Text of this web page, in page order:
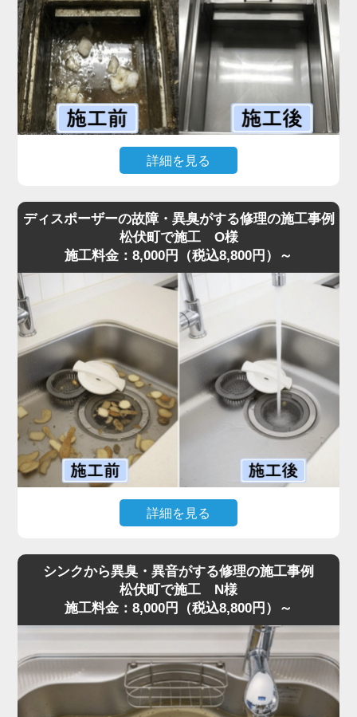
丁寧に除去しました。
その後、流路を確保するため専用薬剤で内部を洗浄しまし
た。作業は30分ほどで完了し、排水もスムーズに回復する
ことができました。
「最短即日で来てもらえて助かった」と喜んでいただけま
した。
なく安心してご依頼いただけます。
詳細を見る
水が逆流して厨房が使えない」と最短即日での緊急依頼が
確認すると、第1槽のバスケットには生ゴミが溢れ、第2槽
には油脂が層状に固着。さらに、気化した油が排水管上部
に膜を作り、流れを完全に塞いでいる状態でした。
また、異物が第3槽まで通過しており、油分と絡み合って
大きな固まりを作っていたことも詰まりの原因です。
これまでの施工経験から通常清掃では不十分と判断し、業
務用高圧洗浄機で排水管からグリストラップ内部まで徹底
洗浄。油脂と蓄積した汚れをすべて除去し、排水が一気に
改善しました。
お客様からは「明朗会計で追加料金もなく安心できた」と
評価をいただきました。
グリストラップは汚れが蓄積しやすく、放置すると悪臭・
ディスポーザーの故障・異臭がする修理の施工事例
松伏町で施工 O様
施工料金：8,000円（税込8,800円）～
詳細を見る
い」とのご相談で、水道の達人へ最短即日でご依頼いただ
現場を確認すると、粉砕しきれなかった野菜くずが内部に
詰まり、油脂や洗剤カスと固まって硬い塊になっていまし
た。さらに無理に運転を続けたことでモーター負荷が上昇
し、安全装置が作動して停止していた状態です。
専門知識をもとに内部分解を行い、詰まりを丁寧に除去。
排水トラップにも油脂が蓄積していたため、同時にクリー
シンクから異臭・異音がする修理の施工事例
松伏町で施工 N様
施工料金：8,000円（税込8,800円）～